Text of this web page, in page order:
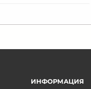
ИНФОРМАЦИЯ